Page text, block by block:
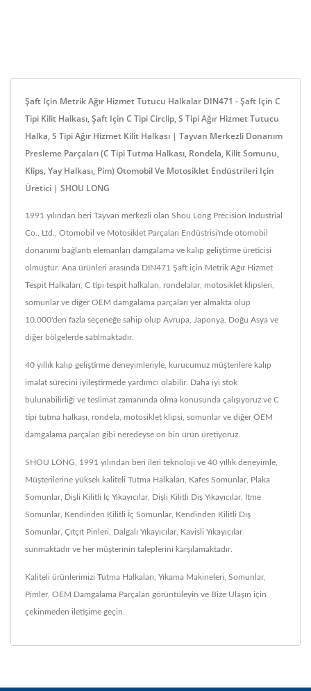
Şaft Için Metrik Ağır Hizmet Tutucu Halkalar DIN471 - Şaft Için C
Tipi Kilit Halkası, Şaft Için C Tipi Circlip, S Tipi Ağır Hizmet Tutucu
Halka, S Tipi Ağır Hizmet Kilit Halkası | Tayvan Merkezli Donanım
Presleme Parçaları (C Tipi Tutma Halkası, Rondela, Kilit Somunu,
Klips, Yay Halkası, Pim) Otomobil Ve Motosiklet Endüstrileri Için
Üretici | SHOU LONG
1991 yılından beri Tayvan merkezli olan Shou Long Precision Industrial
Co., Ltd., Otomobil ve Motosiklet Parçaları Endüstrisi'nde otomobil
donanımı bağlantı elemanları damgalama ve kalıp geliştirme üreticisi
olmuştur. Ana ürünleri arasında DIN471 Şaft için Metrik Ağır Hizmet
Tespit Halkaları, C tipi tespit halkaları, rondelalar, motosiklet klipsleri,
somunlar ve diğer OEM damgalama parçaları yer almakta olup
10.000'den fazla seçeneğe sahip olup Avrupa, Japonya, Doğu Asya ve
diğer bölgelerde satılmaktadır.
40 yıllık kalıp geliştirme deneyimleriyle, kurucumuz müşterilere kalıp
imalat sürecini iyileştirmede yardımcı olabilir. Daha iyi stok
bulunabilirliği ve teslimat zamanında olma konusunda çalışıyoruz ve C
tipi tutma halkası, rondela, motosiklet klipsi, somunlar ve diğer OEM
damgalama parçaları gibi neredeyse on bin ürün üretiyoruz.
SHOU LONG, 1991 yılından beri ileri teknoloji ve 40 yıllık deneyimle,
Müşterilerine yüksek kaliteli Tutma Halkaları, Kafes Somunlar, Plaka
Somunlar, Dişli Kilitli İç Yıkayıcılar, Dişli Kilitli Dış Yıkayıcılar, İtme
Somunlar, Kendinden Kilitli İç Somunlar, Kendinden Kilitli Dış
Somunlar, Çıtçıt Pinleri, Dalgalı Yıkayıcılar, Kavisli Yıkayıcılar
sunmaktadır ve her müşterinin taleplerini karşılamaktadır.
Kaliteli ürünlerimizi Tutma Halkaları, Yıkama Makineleri, Somunlar,
Pimler, OEM Damgalama Parçaları görüntüleyin ve Bize Ulaşın için
çekinmeden iletişime geçin.